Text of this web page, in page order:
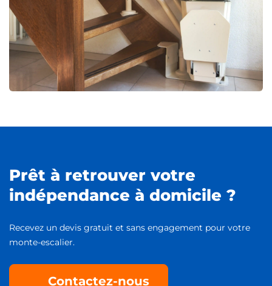
Prêt à retrouver votre
indépendance à domicile ?
Recevez un devis gratuit et sans engagement pour votre
monte-escalier.
Contactez-nous